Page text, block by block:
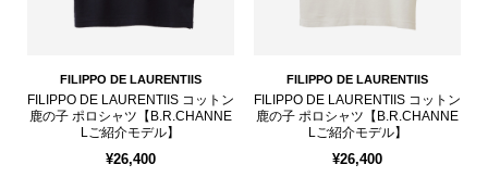
FILIPPO DE LAURENTIIS
FILIPPO DE LAURENTIIS コットン
鹿の子 ポロシャツ【B.R.CHANNE
Lご紹介モデル】
¥26,400
FILIPPO DE LAURENTIIS
FILIPPO DE LAURENTIIS コットン
鹿の子 ポロシャツ【B.R.CHANNE
Lご紹介モデル】
¥26,400